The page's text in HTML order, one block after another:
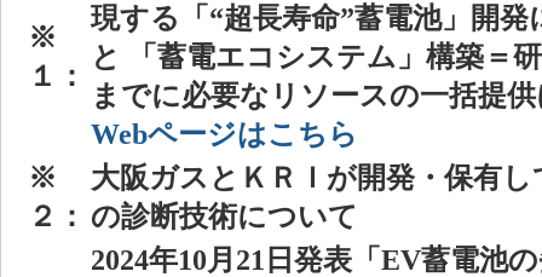
※
１：
現する「“超長寿命”蓄電池」開
と 「蓄電エコシステム」構築＝
までに必要なリソースの一括提
Webページはこちら
※
２：
大阪ガスとＫＲＩが開発・保有
の診断技術について
2024年10月21日発表「EV蓄電池